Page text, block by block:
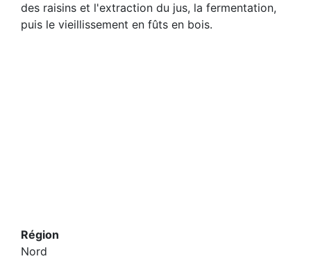
des raisins et l'extraction du jus, la fermentation,
puis le vieillissement en fûts en bois.
Région
Nord